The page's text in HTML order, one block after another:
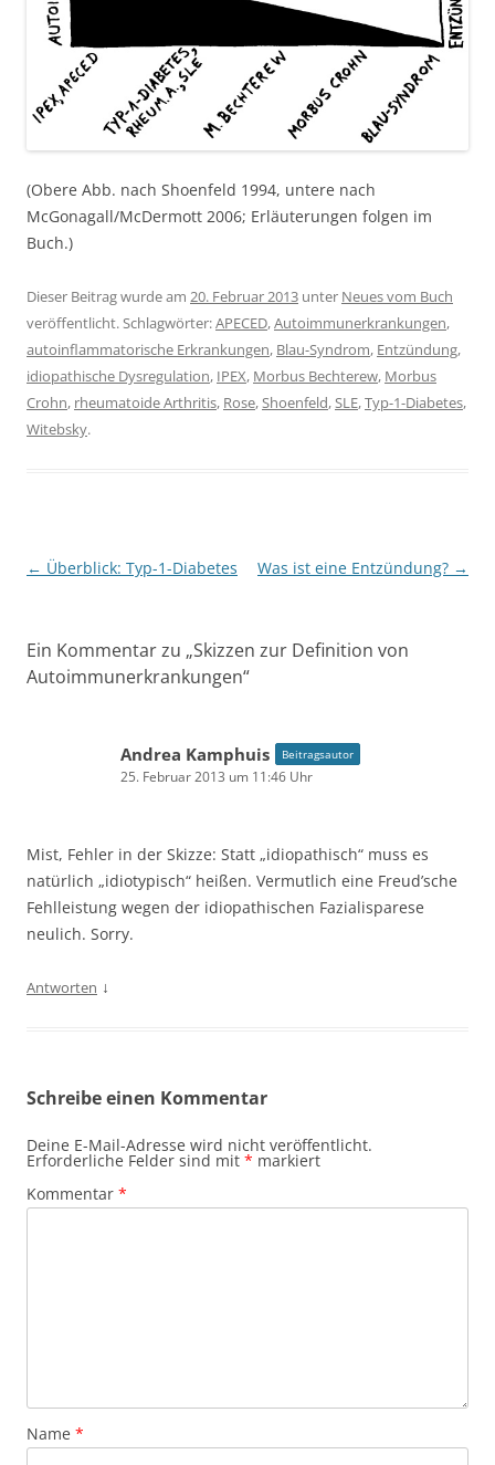
(Obere Abb. nach Shoenfeld 1994, untere nach
McGonagall/McDermott 2006; Erläuterungen folgen im
Buch.)
Dieser Beitrag wurde am 20. Februar 2013 unter Neues vom Buch
veröffentlicht. Schlagwörter:APECED,Autoimmunerkrankungen,
autoinflammatorische Erkrankungen, Blau-Syndrom, Entzündung,
idiopathische Dysregulation, IPEX, Morbus Bechterew, Morbus
Crohn, rheumatoide Arthritis, Rose,Shoenfeld,SLE,Typ-1-Diabetes,
Witebsky.
Beitragsnavigation
← Überblick: Typ-1-Diabetes Was ist eine Entzündung? →
Ein Kommentar zu „Skizzen zur Definition von
Autoimmunerkrankungen“
Andrea Kamphuis Beitragsautor
25. Februar 2013 um 11:46 Uhr
Mist, Fehler in der Skizze: Statt „idiopathisch“ muss es
natürlich „idiotypisch“ heißen. Vermutlich eine Freud’sche
Fehlleistung wegen der idiopathischen Fazialisparese
neulich. Sorry.
Antworten ↓
Schreibe einen Kommentar
Deine E-Mail-Adresse wird nicht veröffentlicht.
Erforderliche Felder sind mit * markiert
Kommentar *
Name *